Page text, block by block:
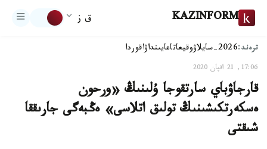
KAZINFORM ق ز
ترەند:2026-سايلاۋ وقيعاتاعايىنداۋاقوردا
17:06, 21 اقپان 2020
قارجاۋباي سارتقوجا ۇلىنىڭ «ورحون
ەسكەرتكىشىنىڭ تولىق اتلاسى» ەڭبەگى جارىققا
شىقتى